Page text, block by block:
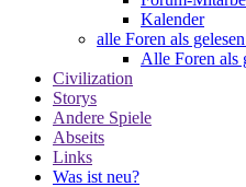
Kalender
alle Foren als
Alle Foren als
Civilization
Storys
Andere Spiele
Abseits
Links
Was ist neu?